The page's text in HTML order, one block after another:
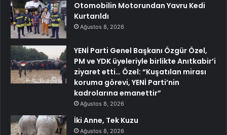
Otomobilin Motorundan Yavru Kedi
Kurtarıldı
Ağustos 8, 2026
YENİ Parti Genel Başkanı Özgür Özel,
PM ve YDK üyeleriyle birlikte Anıtkabir’i
ziyaret etti… Özel: “Kuşatılan mirası
koruma görevi, YENİ Parti’nin
kadrolarına emanettir”
Ağustos 8, 2026
İki Anne, Tek Kuzu
Ağustos 8, 2026